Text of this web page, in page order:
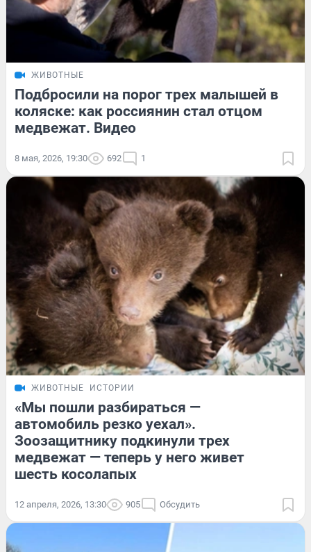
ЖИВОТНЫЕ
Подбросили на порог трех малышей в
коляске: как россиянин стал отцом
медвежат. Видео
8 мая, 2026, 19:30 692 1
ЖИВОТНЫЕ ИСТОРИИ
«Мы пошли разбираться —
автомобиль резко уехал».
Зоозащитнику подкинули трех
медвежат — теперь у него живет
шесть косолапых
12 апреля, 2026, 13:30 905 Обсудить